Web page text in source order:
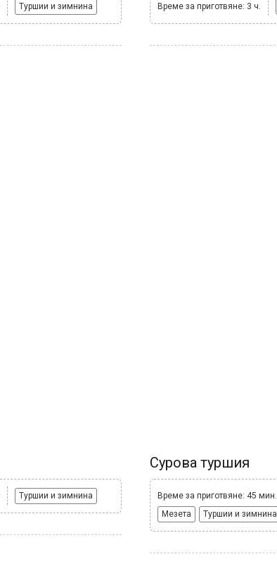
Туршии и зимнина Време за приготвяне: 3 ч.
Туршии и зимнина
Сурова туршия
Време за приготвяне: 45 мин.
Мезета
Туршии и зимнина